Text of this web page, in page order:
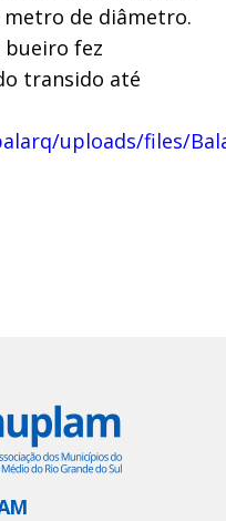
de diâmetro.
bueiro fez
transido até
uploads/files/